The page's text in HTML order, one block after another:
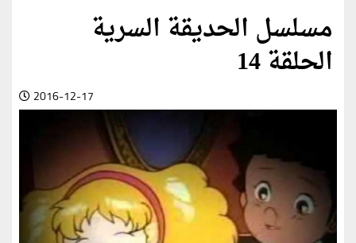
مسلسل الحديقة السرية
الحلقة 14
2016-12-17